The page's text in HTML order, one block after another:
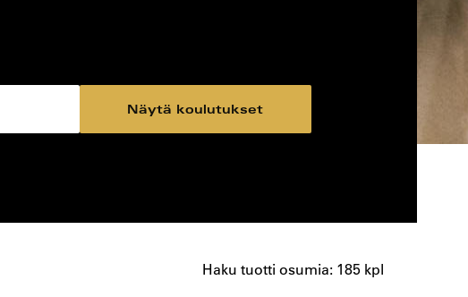
Näytä koulutukset
Haku tuotti osumia: 185 kpl